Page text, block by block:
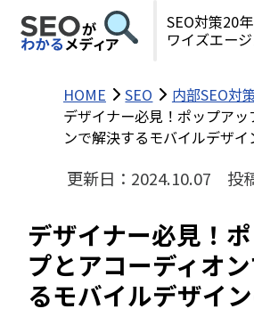
SEO対策20年
ワイズエー
HOME SEO
内部SEO対
デザイナー必見！ポップア
ンで解決するモバイルデザイ
更新日：2024.10.07 投
デザイナー必見！
プとアコーディオ
るモバイルデザイ